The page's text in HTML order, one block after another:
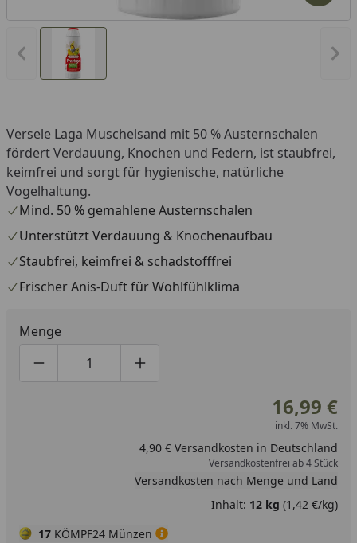
Vorheriges Bild anzeigen
Versele Laga Muschelsand mit 50 % Austernschalen
fördert Verdauung, Knochen und Federn, ist staubfrei,
keimfrei und sorgt für hygienische, natürliche
Vogelhaltung.
Mind. 50 % gemahlene Austernschalen
Unterstützt Verdauung & Knochenaufbau
Staubfrei, keimfrei & schadstofffrei
Frischer Anis-Duft für Wohlfühlklima
Menge
Produktmenge um eins verringern
Produktmenge manuell eingeben
Produktmenge um eins erhöhen
16,99 €
inkl. 7% MwSt.
4,90 € Versandkosten in Deutschland
Versandkostenfrei ab 4 Stück
Versandkosten nach Menge und Land
Inhalt: 12 kg (1,42 €/kg)
17 KÖMPF24 Münzen